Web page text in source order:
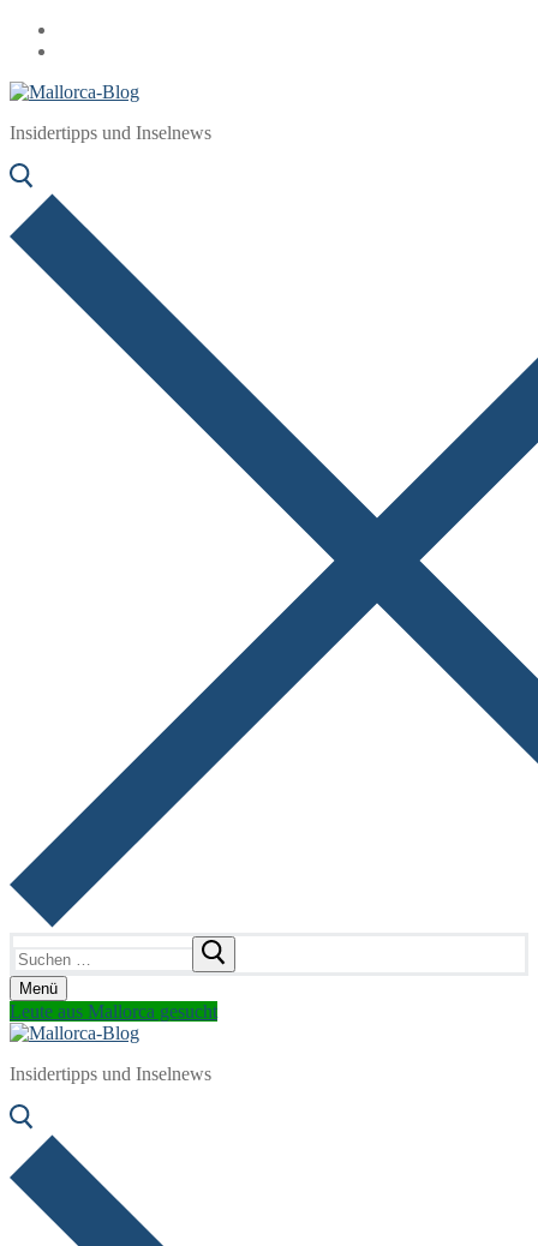
Zum
Inhalt
Menü
Schließen
Insidertipps und Inselnews
nach:
Menü
Leute aus Mallorca gesucht
Insidertipps und Inselnews